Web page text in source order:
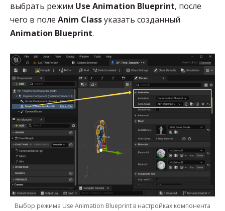
выбрать режим Use Animation Blueprint, после
чего в поле Anim Classуказать созданный
Animation Blueprint.
Выбор режима Use Animation Blueprint в настройках компонента